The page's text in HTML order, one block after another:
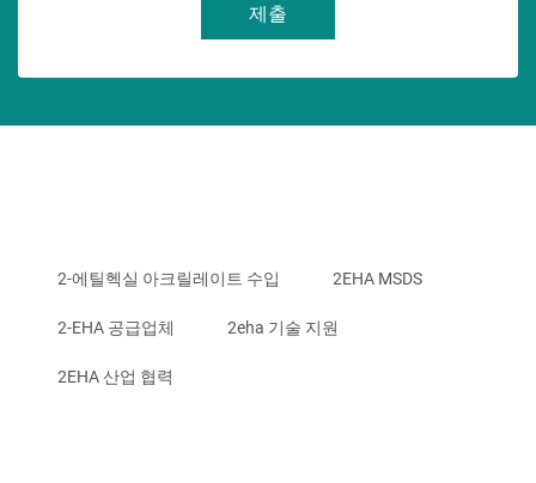
제출
2-에틸헥실 아크릴레이트 수입 2EHA MSDS
2-EHA 공급업체 2eha 기술 지원
2EHA 산업 협력